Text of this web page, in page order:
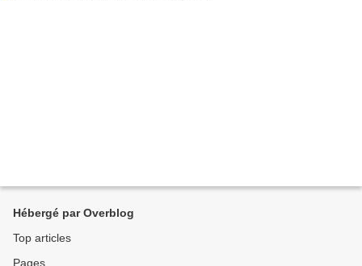
Hébergé par Overblog
Top articles
Pages